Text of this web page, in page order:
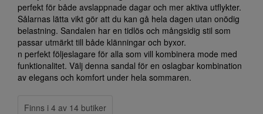
perfekt för både avslappnade dagar och mer aktiva utflykter.
Sålarnas lätta vikt gör att du kan gå hela dagen utan onödig
belastning. Sandalen har en tidlös och mångsidig stil som
passar utmärkt till både klänningar och byxor.
n perfekt följeslagare för alla som vill kombinera mode med
funktionalitet. Välj denna sandal för en oslagbar kombination
av elegans och komfort under hela sommaren.
Finns i 4 av 14 butiker